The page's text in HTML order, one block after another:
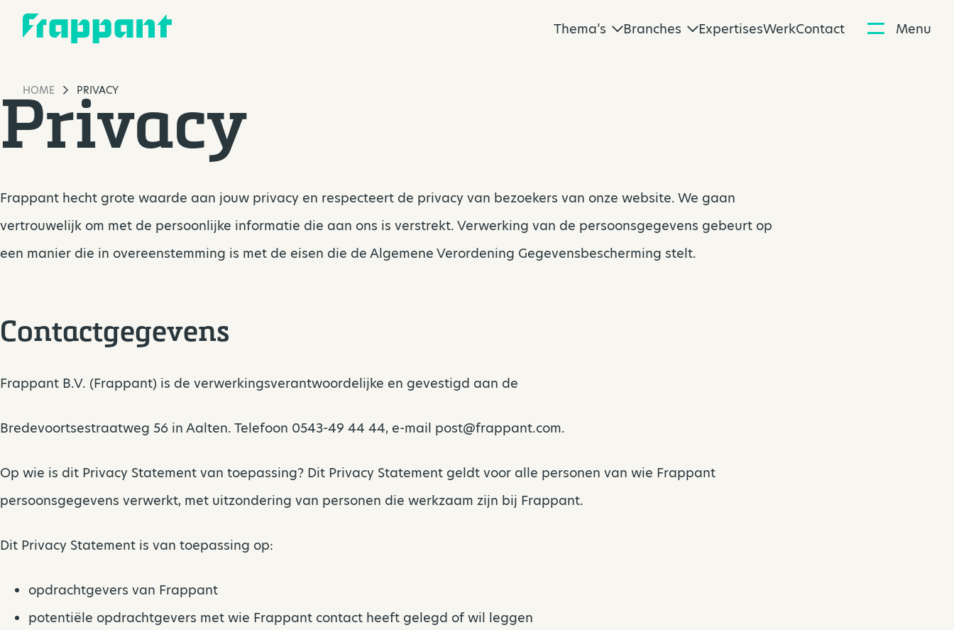
Thema’s Branches ExpertisesWerkContact Menu
HOME PRIVACY
Privacy
Frappant hecht grote waarde aan jouw privacy en respecteert de privacy van bezoekers van onze website. We gaan
vertrouwelijk om met de persoonlijke informatie die aan ons is verstrekt. Verwerking van de persoonsgegevens gebeurt op
een manier die in overeenstemming is met de eisen die de Algemene Verordening Gegevensbescherming stelt.
Contactgegevens
Frappant B.V. (Frappant) is de verwerkingsverantwoordelijke en gevestigd aan de
Bredevoortsestraatweg 56 in Aalten. Telefoon 0543-49 44 44, e-mail post@frappant.com.
Op wie is dit Privacy Statement van toepassing? Dit Privacy Statement geldt voor alle personen van wie Frappant
persoonsgegevens verwerkt, met uitzondering van personen die werkzaam zijn bij Frappant.
Dit Privacy Statement is van toepassing op:
opdrachtgevers van Frappant
potentiële opdrachtgevers met wie Frappant contact heeft gelegd of wil leggen